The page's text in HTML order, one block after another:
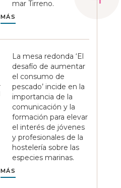
mar Tirreno.
MÁS
La mesa redonda ‘El
desafío de aumentar
el consumo de
pescado’ incide en la
importancia de la
comunicación y la
formación para elevar
el interés de jóvenes
y profesionales de la
hostelería sobre las
especies marinas.
MÁS